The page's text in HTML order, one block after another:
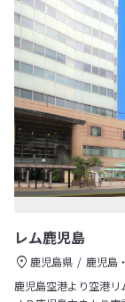
レム鹿児島
鹿児島県 鹿児島
鹿児島空港より空港